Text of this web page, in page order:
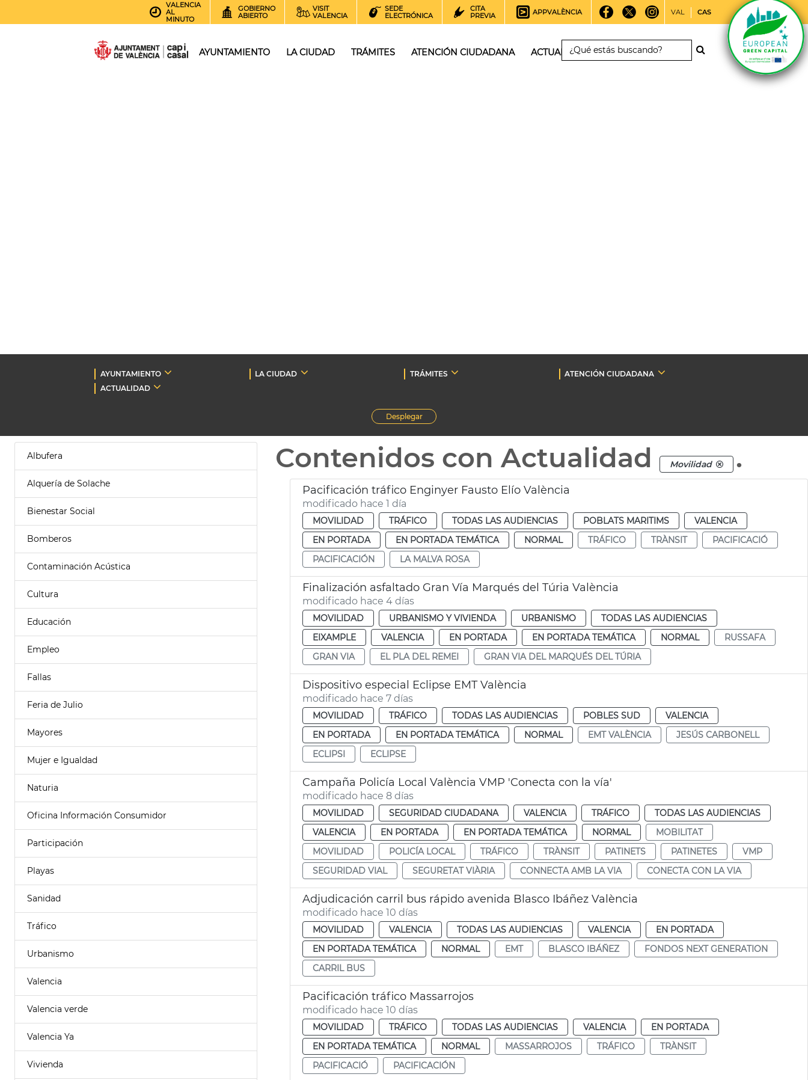
VALENCIA
AL
MINUTO
GOBIERNO
ABIERTO
VISIT
VALENCIA
SEDE
ELECTRÓNICA
CITA
PREVIA
APPVALÈNCIA VAL CAS
AYUNTAMIENTO LA CIUDAD TRÁMITES ATENCIÓN CIUDADANA ACTUALIDAD
AYUNTAMIENTO LA CIUDAD TRÁMITES
ATENCIÓN CIUDADANA
ACTUALIDAD
Desplegar
Albufera
Alquería de Solache
Bienestar Social
Bomberos
Contaminación Acústica
Cultura
Educación
Empleo
Fallas
Feria de Julio
Mayores
Mujer e Igualdad
Naturia
Oficina Información Consumidor
Participación
Playas
Sanidad
Tráfico
Urbanismo
Valencia
Valencia verde
Valencia Ya
Vivienda
Contenidos con Actualidad Movilidad .
Pacificación tráfico Enginyer Fausto Elío València
modificado hace 1 día
MOVILIDAD TRÁFICO TODAS LAS AUDIENCIAS POBLATS MARITIMS
VALENCIA
EN PORTADA
EN PORTADA TEMÁTICA NORMAL TRÁFICO TRÀNSIT
PACIFICACIÓ
PACIFICACIÓN
LA MALVA ROSA
Finalización asfaltado Gran Vía Marqués del Túria València
modificado hace 4 días
MOVILIDAD URBANISMO Y VIVIENDA URBANISMO
TODAS LAS AUDIENCIAS
EIXAMPLE
VALENCIA EN PORTADA EN PORTADA TEMÁTICA NORMAL
RUSSAFA
GRAN VIA
EL PLA DEL REMEI GRAN VIA DEL MARQUÉS DEL TÚRIA
Dispositivo especial Eclipse EMT València
modificado hace 7 días
MOVILIDAD TRÁFICO TODAS LAS AUDIENCIAS POBLES SUD
VALENCIA
EN PORTADA
EN PORTADA TEMÁTICA NORMAL EMT VALÈNCIA
JESÚS CARBONELL
ECLIPSI
ECLIPSE
Campaña Policía Local València VMP 'Conecta con la vía'
modificado hace 8 días
MOVILIDAD SEGURIDAD CIUDADANA VALENCIA TRÁFICO
TODAS LAS AUDIENCIAS
VALENCIA
EN PORTADA EN PORTADA TEMÁTICA NORMAL
MOBILITAT
MOVILIDAD
POLICÍA LOCAL TRÁFICO TRÀNSIT PATINETS PATINETES
VMP
SEGURIDAD VIAL
SEGURETAT VIÀRIA CONNECTA AMB LA VIA CONECTA CON LA VIA
Adjudicación carril bus rápido avenida Blasco Ibáñez València
modificado hace 10 días
MOVILIDAD VALENCIA TODAS LAS AUDIENCIAS VALENCIA
EN PORTADA
EN PORTADA TEMÁTICA
NORMAL EMT BLASCO IBÁÑEZ
FONDOS NEXT GENERATION
CARRIL BUS
Pacificación tráfico Massarrojos
modificado hace 10 días
MOVILIDAD TRÁFICO TODAS LAS AUDIENCIAS VALENCIA
EN PORTADA
EN PORTADA TEMÁTICA
NORMAL MASSARROJOS TRÁFICO
TRÀNSIT
PACIFICACIÓ
PACIFICACIÓN